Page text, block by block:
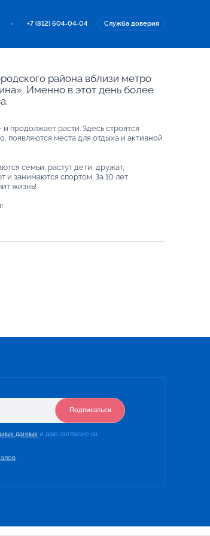
+7 (812) 604-04-04 Служба доверия
района вблизи метро
Именно в этот день более
продолжает расти. Здесь строятся
места для отдыха и активной
семьи, растут дети, дружат,
занимаются спортом. За 10 лет
жизнь!
Подписаться
данных и даю согласие на
.